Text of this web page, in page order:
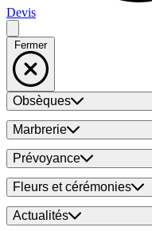
Devis
Fermer
Obsèques
Marbrerie
Prévoyance
Fleurs et cérémonies
Actualités